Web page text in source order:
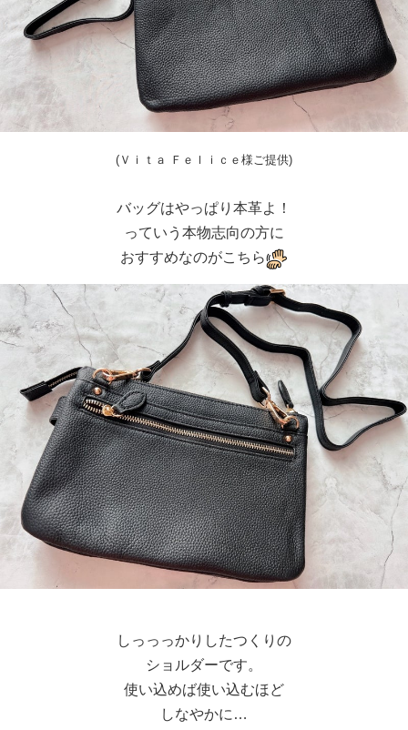
( Ｖｉｔａ Ｆｅｌｉｃｅ様ご提供)
バッグはやっぱり本革よ！
っていう本物志向の方に
おすすめなのがこちら
しっっっかりしたつくりの
ショルダーです。
使い込めば使い込むほど
しなやかに…